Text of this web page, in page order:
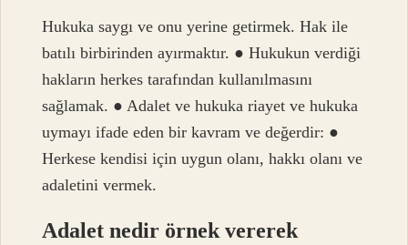
Hukuka saygı ve onu yerine getirmek. Hak ile
batılı birbirinden ayırmaktır. ● Hukukun verdiği
hakların herkes tarafından kullanılmasını
sağlamak. ● Adalet ve hukuka riayet ve hukuka
uymayı ifade eden bir kavram ve değerdir: ●
Herkese kendisi için uygun olanı, hakkı olanı ve
adaletini vermek.
Adalet nedir örnek vererek